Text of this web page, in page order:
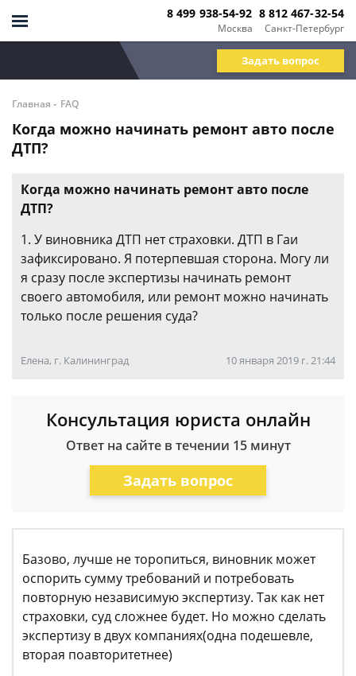
Москва
8 499 938-54-92
Санкт-Петербург
8 812 467-32-54
Задать вопрос
Главная - FAQ
Когда можно начинать ремонт авто после
ДТП?
Когда можно начинать ремонт авто после
ДТП?
1. У виновника ДТП нет страховки. ДТП в Гаи
зафиксировано. Я потерпевшая сторона. Могу ли
я сразу после экспертизы начинать ремонт
своего автомобиля, или ремонт можно начинать
только после решения суда?
Елена, г. Калининград 10 января 2019 г. 21:44
Консультация юриста онлайн
Ответ на сайте в течении 15 минут
Задать вопрос
Базово, лучше не торопиться, виновник может
оспорить сумму требований и потребовать
повторную независимую экспертизу. Так как нет
страховки, суд сложнее будет. Но можно сделать
экспертизу в двух компаниях(одна подешевле,
вторая поавторитетнее)